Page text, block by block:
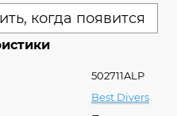
когда появится
502711ALP
Best Divers